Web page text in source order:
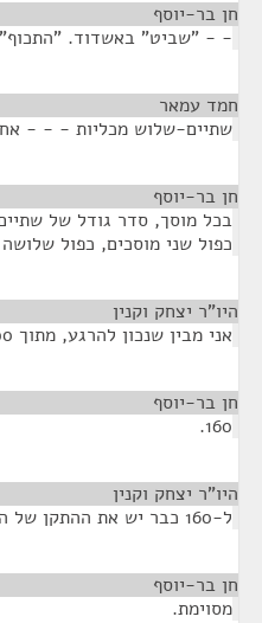
חן בר-יוסף
- - "שביט" באשדוד. "התכוף"
חמד עמאר
שתיים-שלוש מכליות - - -
חן בר-יוסף
בכל מוסך, סדר גודל של
כפול שני מוסכים, כפול
היו"ר יצחק וקנין
אני מבין שנכון להרגע, מתוך 1,000 מכליות, 200 כן - - -
חן בר-יוסף
160.
היו"ר יצחק וקנין
ל-160 כבר יש את ההתקן של החברה?
חן בר-יוסף
מסוימת.